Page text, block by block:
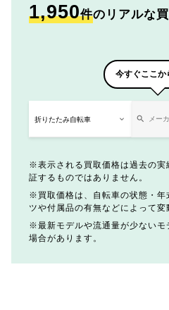
1,950件のリアルな
今すぐここか
表示される買取価格は過去の
証するものではありません。
買取価格は、自転車の状態・
ツや付属品の有無などによって変
最新モデルや流通量が少ない
場合があります。